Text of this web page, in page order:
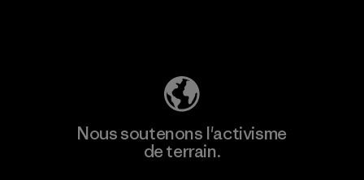
Nous soutenons l'activisme
de terrain.